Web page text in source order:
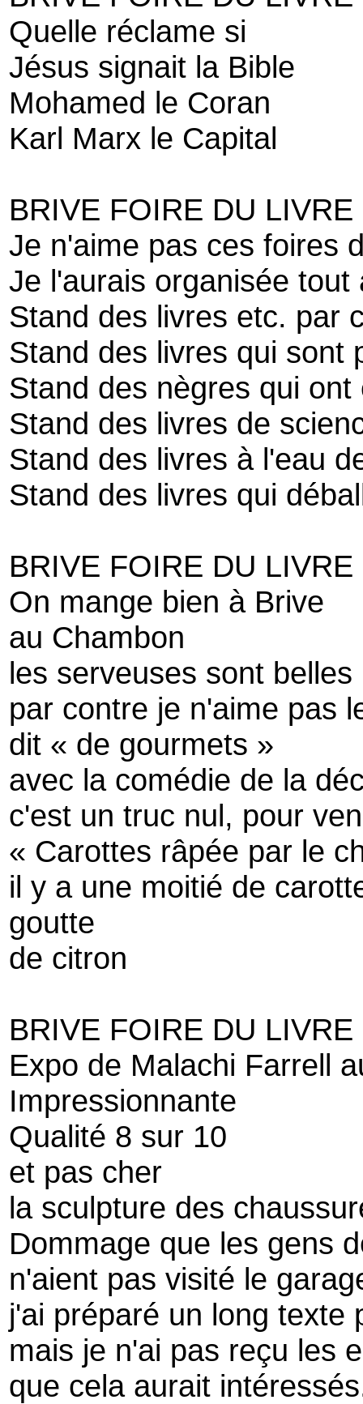
Quelle réclame si
Jésus signait la Bible
Mohamed le Coran
Karl Marx le Capital
BRIVE FOIRE DU LIVRE
Je n'aime pas ces foires
Je l'aurais organisée
Stand des livres etc. par
Stand des livres qui sont
Stand des nègres qui
Stand des livres de
Stand des livres à l'eau
Stand des livres qui
BRIVE FOIRE DU LIVRE
On mange bien à Brive
au Chambon
les serveuses sont belles
par contre je n'aime pas
dit « de gourmets »
avec la comédie de la
c'est un truc nul, pour
« Carottes râpée par le
il y a une moitié de
goutte
de citron
BRIVE FOIRE DU LIVRE
Expo de Malachi Farrell
Impressionnante
Qualité 8 sur 10
et pas cher
la sculpture des
Dommage que les gens
n'aient pas visité le
j'ai préparé un long texte
mais je n'ai pas reçu les
que cela aurait